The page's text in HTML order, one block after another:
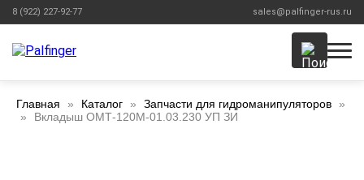
8 (922) 227-92-77 sales@palfinger-rus.ru
Главная Каталог
Запчасти для гидроманипуляторов
Вкладыш ОМТ-120М-01.03.230 УП ЗИ